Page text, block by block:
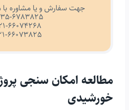
جهت سفارش و یا مشاوره با
6783825
66074268
66073825
مطالعه امکان سنجی
خورشیدی